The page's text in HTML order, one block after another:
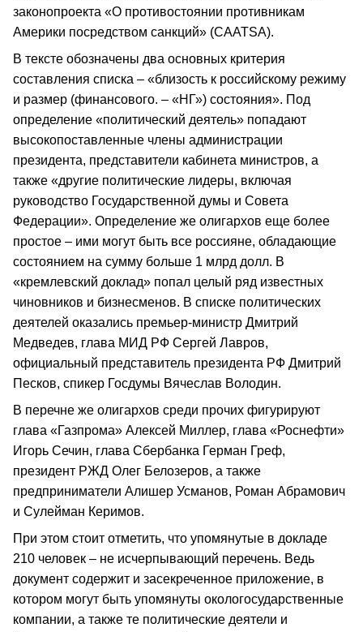
законопроекта «О противостоянии противникам
Америки посредством санкций» (CAATSA).
В тексте обозначены два основных критерия
составления списка – «близость к российскому режиму
и размер (финансового. – «НГ») состояния». Под
определение «политический деятель» попадают
высокопоставленные члены администрации
президента, представители кабинета министров, а
также «другие политические лидеры, включая
руководство Государственной думы и Совета
Федерации». Определение же олигархов еще более
простое – ими могут быть все россияне, обладающие
состоянием на сумму больше 1 млрд долл. В
«кремлевский доклад» попал целый ряд известных
чиновников и бизнесменов. В списке политических
деятелей оказались премьер-министр Дмитрий
Медведев, глава МИД РФ Сергей Лавров,
официальный представитель президента РФ Дмитрий
Песков, спикер Госдумы Вячеслав Володин.
В перечне же олигархов среди прочих фигурируют
глава «Газпрома» Алексей Миллер, глава «Роснефти»
Игорь Сечин, глава Сбербанка Герман Греф,
президент РЖД Олег Белозеров, а также
предприниматели Алишер Усманов, Роман Абрамович
и Сулейман Керимов.
При этом стоит отметить, что упомянутые в докладе
210 человек – не исчерпывающий перечень. Ведь
документ содержит и засекреченное приложение, в
котором могут быть упомянуты окологосударственные
компании, а также те политические деятели и